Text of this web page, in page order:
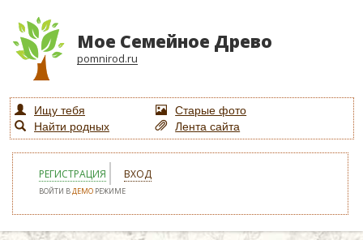
Мое Семейное Древо
pomnirod.ru
Ищу тебя
Старые фото
Найти родных
Лента сайта
РЕГИСТРАЦИЯ ВХОД
ВОЙТИ ВДЕМО РЕЖИМЕ